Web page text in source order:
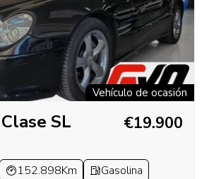
Vehículo de ocasión
SL €19.900
152.898Km
Gasolina